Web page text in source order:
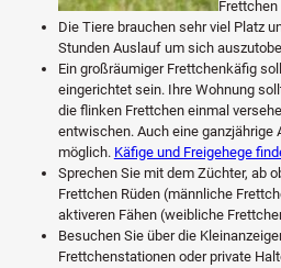
Frettchen
Die Tiere brauchen sehr viel Platz
Stunden Auslauf um sich
Ein großräumiger Frettchenkäfig
eingerichtet sein. Ihre Wohnung
die flinken Frettchen einmal
entwischen. Auch eine ganzjährige
möglich. Käfige und Freigehege
Sprechen Sie mit dem Züchter, ab
Frettchen Rüden (männliche
aktiveren Fähen (weibliche
Besuchen Sie über die
Frettchenstationen oder private